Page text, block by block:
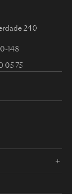
240
148
05 75